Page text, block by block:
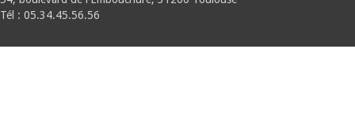
Tél : 05.34.45.56.56